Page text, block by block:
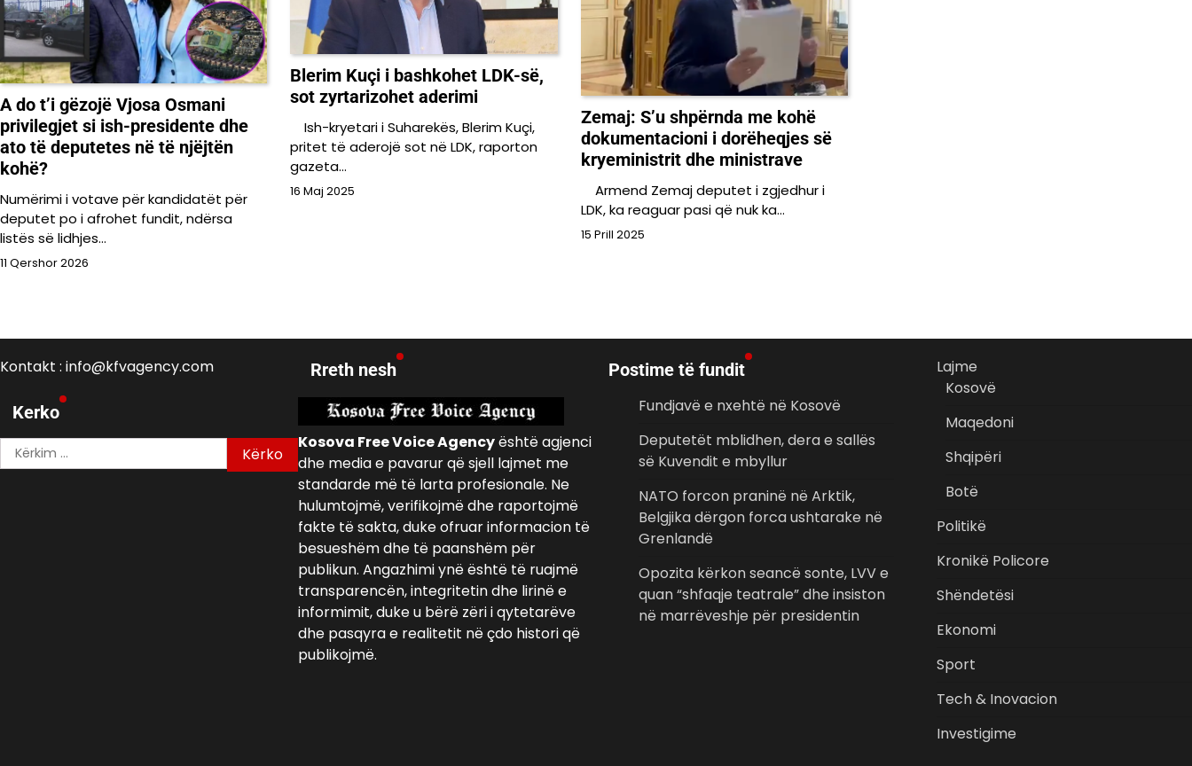
A do t’i gëzojë Vjosa Osmani
privilegjet si ish-presidente dhe
ato të deputetes në të njëjtën
kohë?
Numërimi i votave për kandidatët për
deputet po i afrohet fundit, ndërsa
listës së lidhjes…
11 Qershor 2026
Blerim Kuçi i bashkohet LDK-së,
sot zyrtarizohet aderimi
Ish-kryetari i Suharekës, Blerim Kuçi,
pritet të aderojë sot në LDK, raporton
gazeta…
16 Maj 2025
Zemaj: S’u shpërnda me kohë
dokumentacioni i dorëheqjes së
kryeministrit dhe ministrave
Armend Zemaj deputet i zgjedhur i
LDK, ka reaguar pasi që nuk ka…
15 Prill 2025
Kontakt : info@kfvagency.com
Kerko
Kërko
për:
Rreth nesh
Kosova Free Voice Agencyështë agjenci
dhe media e pavarur që sjell lajmet me
standarde më të larta profesionale. Ne
hulumtojmë, verifikojmë dhe raportojmë
fakte të sakta, duke ofruar informacion të
besueshëm dhe të paanshëm për
publikun. Angazhimi ynë është të ruajmë
transparencën, integritetin dhe lirinë e
informimit, duke u bërë zëri i qytetarëve
dhe pasqyra e realitetit në çdo histori që
publikojmë.
Postime të fundit
Fundjavë e nxehtë në Kosovë
Deputetët mblidhen, dera e sallës
së Kuvendit e mbyllur
NATO forcon praninë në Arktik,
Belgjika dërgon forca ushtarake në
Grenlandë
Opozita kërkon seancë sonte, LVV e
quan “shfaqje teatrale” dhe insiston
në marrëveshje për presidentin
Lajme
Kosovë
Maqedoni
Shqipëri
Botë
Politikë
Kronikë Policore
Shëndetësi
Ekonomi
Sport
Tech & Inovacion
Investigime